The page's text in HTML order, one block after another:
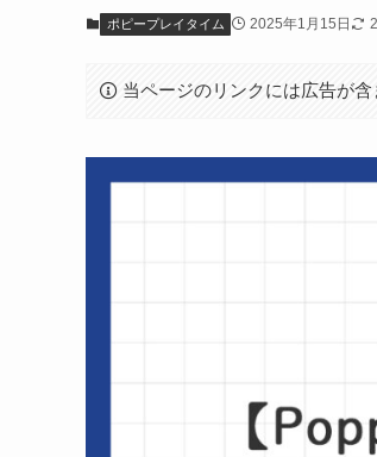
ポピープレイタイム 2025年1月15日
当ページのリンクには広告が含